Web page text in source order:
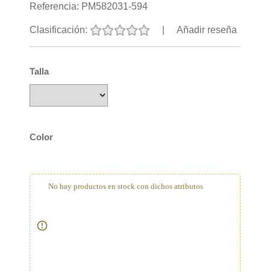
Referencia: PM582031-594
Clasificación: Añadir reseña
Talla
Color
No hay productos en stock con dichos atributos